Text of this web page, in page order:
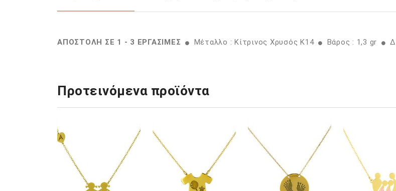
ΑΠΟΣΤΟΛΗ ΣΕ 1 - 3 ΕΡΓΑΣΙΜΕΣ Μέταλλο : Κίτρινος Χρυσός K14 Βάρος : 1,3 gr
Προτεινόμενα προϊόντα